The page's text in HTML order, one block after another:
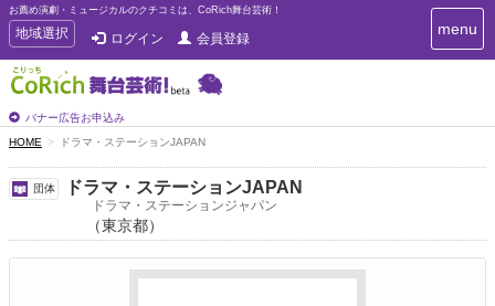
お薦め演劇・ミュージカルのクチコミは、CoRich舞台芸術！
T
o
g
g
e
n
a
v
i
a
t
地域選択 ログイン 会員登録
バナー広告お申込み
T
o
menu
HOME ドラマ・ステーションJAPAN
団体 ドラマ・ステーションJAPAN
ドラマ・ステーションジャパン
（東京都）